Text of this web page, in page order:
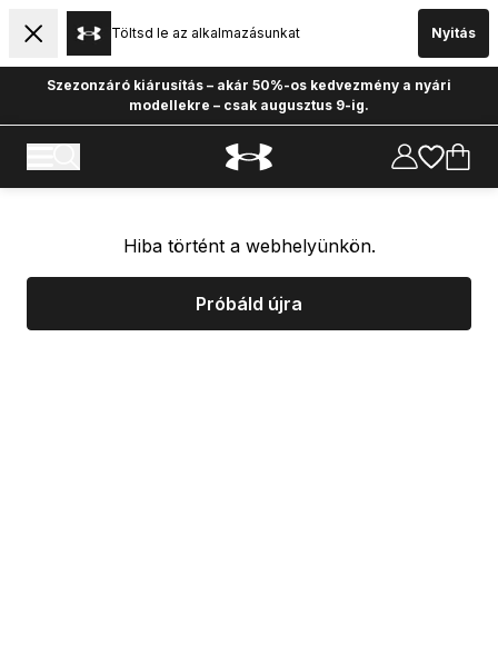
Töltsd le az alkalmazásunkat Nyitás
Szezonzáró kiárusítás – akár 50%-os kedvezmény a nyári
modellekre – csak augusztus 9-ig.
Hiba történt a webhelyünkön.
Próbáld újra